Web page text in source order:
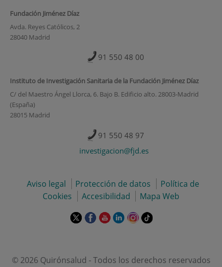
Fundación Jiménez Díaz
Avda. Reyes Católicos, 2
28040 Madrid
91 550 48 00
Instituto de Investigación Sanitaria de la Fundación Jiménez Díaz
C/ del Maestro Ángel Llorca, 6. Bajo B. Edificio alto. 28003-Madrid
(España)
28015 Madrid
91 550 48 97
investigacion@fjd.es
Aviso legal Protección de datos
Política de
Cookies
Accesibilidad Mapa Web
Este
en
Este
en
Este
en
Este
en
Este
en
Enlace
externa.
© 2026 Quirónsalud - Todos los derechos reservados